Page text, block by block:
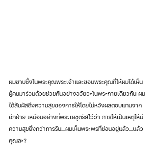
ผมซาบซึ้งในพระคุณพระเจ้าและขอบพระคุณที่ให้ผมได้เห็น
ผู้คนมาร่วมด้วยช่วยกันอย่างอวัยวะในพระกายเดียวกัน ผม
ได้สัมผัสถึงความสุขของการให้โดยไม่หวังผลตอบแทนจาก
อีกฝ่าย เหมือนอย่างที่พระเยซูตรัสไว้ว่า การให้เป็นเหตุให้มี
ความสุขยิ่งกว่าการรับ....ผมเห็นพระพรที่ซ่อนอยู่แล้ว....แล้ว
คุณละ?